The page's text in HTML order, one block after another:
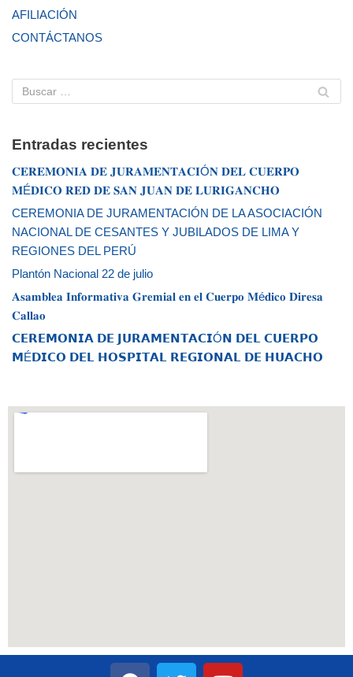
AFILIACIÓN
CONTÁCTANOS
Entradas recientes
𝐂𝐄𝐑𝐄𝐌𝐎𝐍𝐈𝐀 𝐃𝐄 𝐉𝐔𝐑𝐀𝐌𝐄𝐍𝐓𝐀𝐂𝐈Ó𝐍 𝐃𝐄𝐋 𝐂𝐔𝐄𝐑𝐏𝐎
𝐌É𝐃𝐈𝐂𝐎 𝐑𝐄𝐃 𝐃𝐄 𝐒𝐀𝐍 𝐉𝐔𝐀𝐍 𝐃𝐄 𝐋𝐔𝐑𝐈𝐆𝐀𝐍𝐂𝐇𝐎
CEREMONIA DE JURAMENTACIÓN DE LA ASOCIACIÓN
NACIONAL DE CESANTES Y JUBILADOS DE LIMA Y
REGIONES DEL PERÚ
Plantón Nacional 22 de julio
𝐀𝐬𝐚𝐦𝐛𝐥𝐞𝐚 𝐈𝐧𝐟𝐨𝐫𝐦𝐚𝐭𝐢𝐯𝐚 𝐆𝐫𝐞𝐦𝐢𝐚𝐥 𝐞𝐧 𝐞𝐥 𝐂𝐮𝐞𝐫𝐩𝐨 𝐌é𝐝𝐢𝐜𝐨 𝐃𝐢𝐫𝐞𝐬𝐚
𝐂𝐚𝐥𝐥𝐚𝐨
𝗖𝗘𝗥𝗘𝗠𝗢𝗡𝗜𝗔 𝗗𝗘 𝗝𝗨𝗥𝗔𝗠𝗘𝗡𝗧𝗔𝗖𝗜Ó𝗡 𝗗𝗘𝗟 𝗖𝗨𝗘𝗥𝗣𝗢
𝗠É𝗗𝗜𝗖𝗢 𝗗𝗘𝗟 𝗛𝗢𝗦𝗣𝗜𝗧𝗔𝗟 𝗥𝗘𝗚𝗜𝗢𝗡𝗔𝗟 𝗗𝗘 𝗛𝗨𝗔𝗖𝗛𝗢